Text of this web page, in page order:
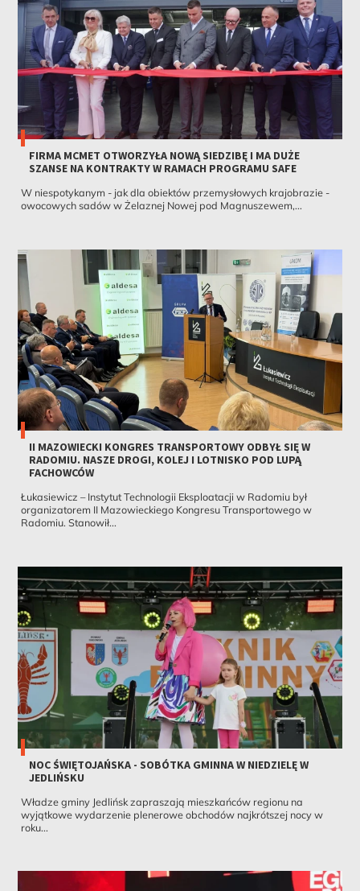
FIRMA MCMET OTWORZYŁA NOWĄ SIEDZIBĘ I MA DUŻE
SZANSE NA KONTRAKTY W RAMACH PROGRAMU SAFE
W niespotykanym - jak dla obiektów przemysłowych krajobrazie -
owocowych sadów w Żelaznej Nowej pod Magnuszewem,...
II MAZOWIECKI KONGRES TRANSPORTOWY ODBYŁ SIĘ W
RADOMIU. NASZE DROGI, KOLEJ I LOTNISKO POD LUPĄ
FACHOWCÓW
Łukasiewicz – Instytut Technologii Eksploatacji w Radomiu był
organizatorem II Mazowieckiego Kongresu Transportowego w
Radomiu. Stanowił...
NOC ŚWIĘTOJAŃSKA - SOBÓTKA GMINNA W NIEDZIELĘ W
JEDLIŃSKU
Władze gminy Jedlińsk zapraszają mieszkańców regionu na
wyjątkowe wydarzenie plenerowe obchodów najkrótszej nocy w
roku...